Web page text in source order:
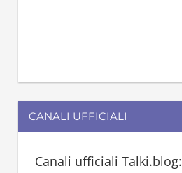
CANALI UFFICIALI
Canali ufficiali Talki.blog: